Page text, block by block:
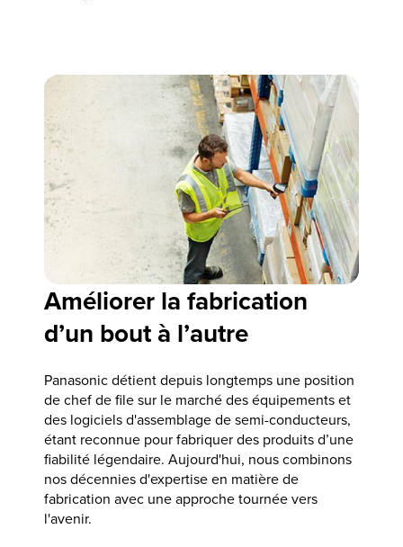
Améliorer la fabrication
d’un bout à l’autre
Panasonic détient depuis longtemps une position
de chef de file sur le marché des équipements et
des logiciels d'assemblage de semi-conducteurs,
étant reconnue pour fabriquer des produits d’une
fiabilité légendaire. Aujourd'hui, nous combinons
nos décennies d'expertise en matière de
fabrication avec une approche tournée vers
l'avenir.